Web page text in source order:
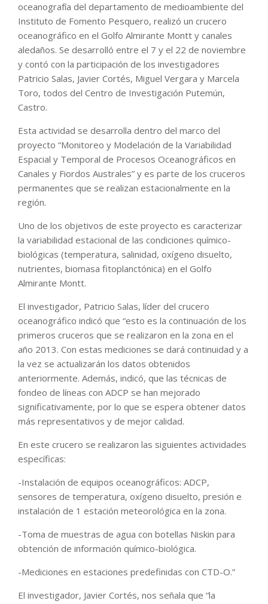
oceanografía del departamento de medioambiente del
Instituto de Fomento Pesquero, realizó un crucero
oceanográfico en el Golfo Almirante Montt y canales
aledaños. Se desarrolló entre el 7 y el 22 de noviembre
y contó con la participación de los investigadores
Patricio Salas, Javier Cortés, Miguel Vergara y Marcela
Toro, todos del Centro de Investigación Putemún,
Castro.
Esta actividad se desarrolla dentro del marco del
proyecto “Monitoreo y Modelación de la Variabilidad
Espacial y Temporal de Procesos Oceanográficos en
Canales y Fiordos Australes” y es parte de los cruceros
permanentes que se realizan estacionalmente en la
región.
Uno de los objetivos de este proyecto es caracterizar
la variabilidad estacional de las condiciones químico-
biológicas (temperatura, salinidad, oxígeno disuelto,
nutrientes, biomasa fitoplanctónica) en el Golfo
Almirante Montt.
El investigador, Patricio Salas, líder del crucero
oceanográfico indicó que “esto es la continuación de los
primeros cruceros que se realizaron en la zona en el
año 2013. Con estas mediciones se dará continuidad y a
la vez se actualizarán los datos obtenidos
anteriormente. Además, indicó, que las técnicas de
fondeo de líneas con ADCP se han mejorado
significativamente, por lo que se espera obtener datos
más representativos y de mejor calidad.
En este crucero se realizaron las siguientes actividades
específicas:
-Instalación de equipos oceanográficos: ADCP,
sensores de temperatura, oxígeno disuelto, presión e
instalación de 1 estación meteorológica en la zona.
-Toma de muestras de agua con botellas Niskin para
obtención de información químico-biológica.
-Mediciones en estaciones predefinidas con CTD-O.”
El investigador, Javier Cortés, nos señala que “la